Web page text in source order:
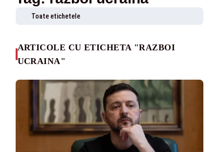
Toate etichetele
ARTICOLE CU ETICHETA "RAZBOI
UCRAINA"